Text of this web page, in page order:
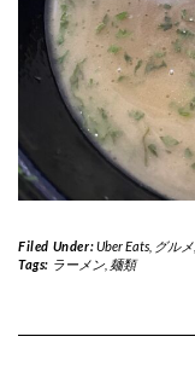
Filed Under:Uber Eats, グルメ,
Tags: ラーメン, 麺類